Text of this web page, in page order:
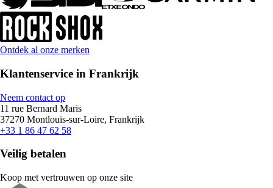
Ontdek al onze merken
Klantenservice in Frankrijk
Neem contact op
11 rue Bernard Maris
37270 Montlouis-sur-Loire, Frankrijk
+33 1 86 47 62 58
Veilig betalen
Koop met vertrouwen op onze site